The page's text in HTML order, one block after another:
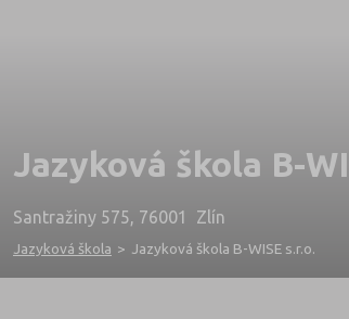
Jazyková škola B-
Santražiny 575, 76001 Zlín
Jazyková škola > Jazyková škola B-WISE s.r.o.